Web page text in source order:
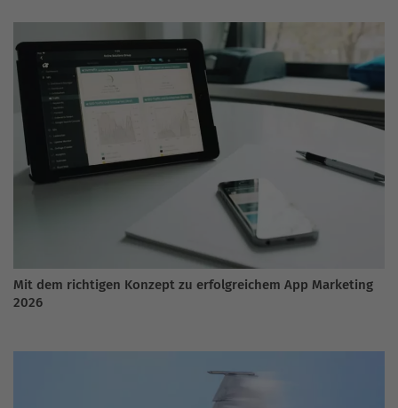
Mit dem richtigen Konzept zu erfolgreichem App Marketing
2026